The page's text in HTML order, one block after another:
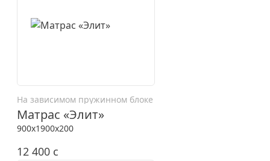
На зависимом пружинном блоке
Матрас «Элит»
900x1900x200
12 400 c